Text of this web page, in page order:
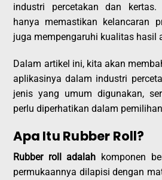
industri percetakan dan
hanya memastikan kelancaran
juga mempengaruhi kualitas hasil
Dalam artikel ini, kita akan
aplikasinya dalam industri
jenis yang umum digunakan,
perlu diperhatikan dalam
Apa Itu Rubber Roll?
Rubber roll adalah komponen
permukaannya dilapisi dengan